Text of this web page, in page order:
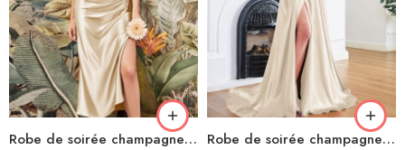
Robe de soirée champagne en satin col bénitier mi longue fendue à bretelles sans manches Robe de soirée champagne en satin décolleté carré longue fendue sirène